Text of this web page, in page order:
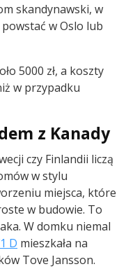
skandynawski, w
w Oslo lub
5000 zł, a koszty
w przypadku
z Kanady
czy Finlandii liczą
w stylu
miejsca, które
w budowie. To
W domku niemal
D mieszkała na
Tove Jansson.